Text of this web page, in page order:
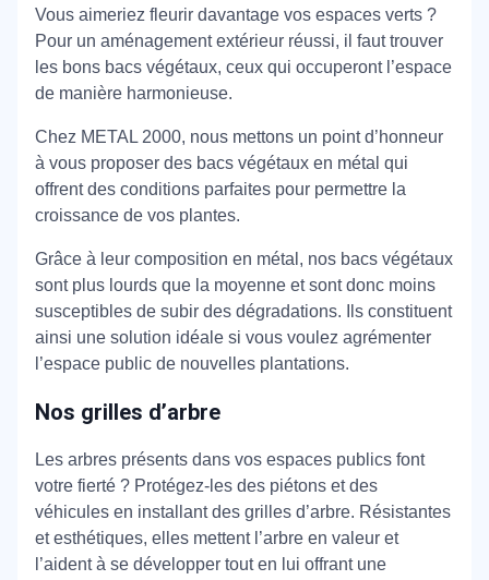
Vous aimeriez fleurir davantage vos espaces verts ?
Pour un aménagement extérieur réussi, il faut trouver
les bons bacs végétaux, ceux qui occuperont l’espace
de manière harmonieuse.
Chez METAL 2000, nous mettons un point d’honneur
à vous proposer des bacs végétaux en métal qui
offrent des conditions parfaites pour permettre la
croissance de vos plantes.
Grâce à leur composition en métal, nos bacs végétaux
sont plus lourds que la moyenne et sont donc moins
susceptibles de subir des dégradations. Ils constituent
ainsi une solution idéale si vous voulez agrémenter
l’espace public de nouvelles plantations.
Nos grilles d’arbre
Les arbres présents dans vos espaces publics font
votre fierté ? Protégez-les des piétons et des
véhicules en installant des grilles d’arbre. Résistantes
et esthétiques, elles mettent l’arbre en valeur et
l’aident à se développer tout en lui offrant une